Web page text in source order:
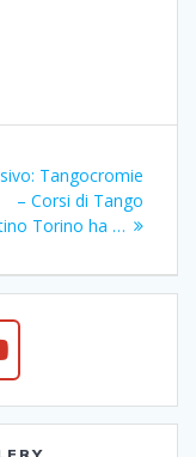
Articolo
successivo:
Tangocromie
– Corsi di Tango
Torino ha …